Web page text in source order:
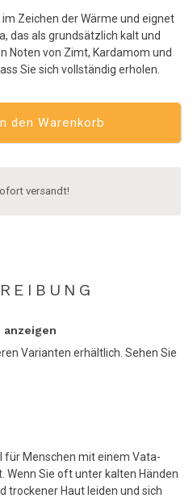
Zeichen der Wärme und eignet
das als grundsätzlich kalt und
Noten von Zimt, Kardamom und
Sie sich vollständig erholen.
den Warenkorb
versandt!
anzeigen
Varianten erhältlich. Sehen Sie
für Menschen mit einem Vata-
Wenn Sie oft unter kalten Händen
trockener Haut leiden und sich